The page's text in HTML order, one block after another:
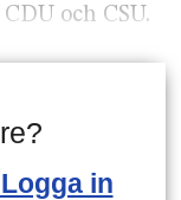
och CSU.
in